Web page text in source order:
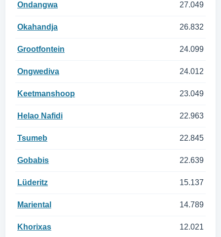
Ondangwa 27.049
Okahandja 26.832
Grootfontein 24.099
Ongwediva 24.012
Keetmanshoop 23.049
Helao Nafidi 22.963
Tsumeb 22.845
Gobabis 22.639
Lüderitz 15.137
Mariental 14.789
Khorixas 12.021